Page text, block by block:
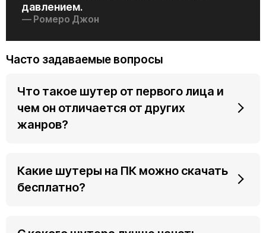
давлением.
— Ромеро Джон
Часто задаваемые вопросы
Что такое шутер от первого лица и
чем он отличается от других
жанров?
Какие шутеры на ПК можно скачать
бесплатно?